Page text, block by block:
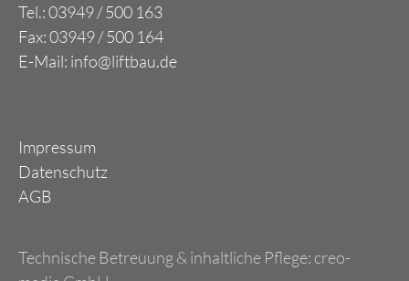
Tel.: 03949 / 500 163
Fax: 03949 / 500 164
E-Mail: info@liftbau.de
Impressum
Datenschutz
AGB
Technische Betreuung & inhaltliche Pflege: creo-